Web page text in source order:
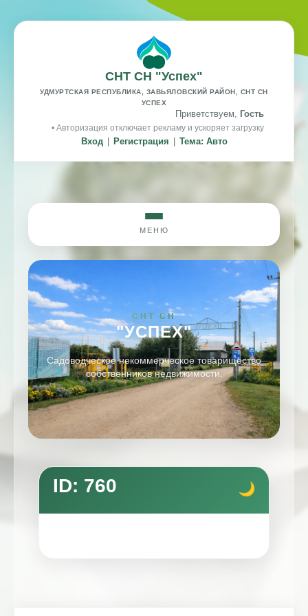
СНТ СН "Успех"
УДМУРТСКАЯ РЕСПУБЛИКА, ЗАВЬЯЛОВСКИЙ РАЙОН, СНТ СН
УСПЕХ
Приветствуем, Гость
• Авторизация отключает рекламу и ускоряет загрузку
Вход Регистрация Тема: Авто
МЕНЮ
СНТ СН
"УСПЕХ"
Садоводческое некоммерческое товарищество
собственников недвижимости.
ID: 760